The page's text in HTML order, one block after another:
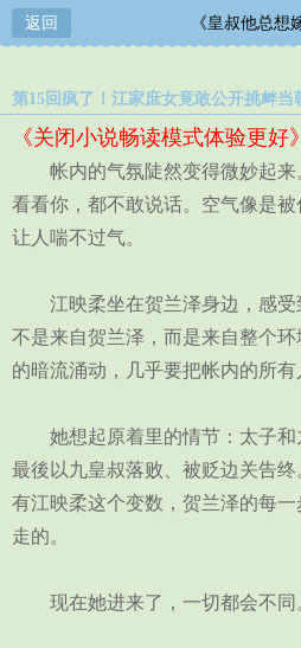
返回 《皇叔他总想
第15回疯了！江家庶女竟敢公开挑衅当
《关闭小说畅读模式体验更好》
帐内的气氛陡然变得微妙起来
看看你，都不敢说话。空气像是
让人喘不过气。
江映柔坐在贺兰泽身边，感受
不是来自贺兰泽，而是来自整个
的暗流涌动，几乎要把帐内的所有
她想起原着里的情节：太子和
最後以九皇叔落败、被贬边关告
有江映柔这个变数，贺兰泽的每
走的。
现在她进来了，一切都会不同